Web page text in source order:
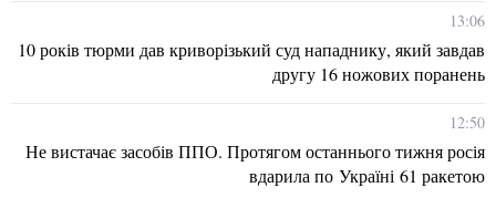
13:06
10 років тюрми дав криворізький суд нападнику, який завдав
другу 16 ножових поранень
12:50
Не вистачає засобів ППО. Протягом останнього тижня росія
вдарила по Україні 61 ракетою